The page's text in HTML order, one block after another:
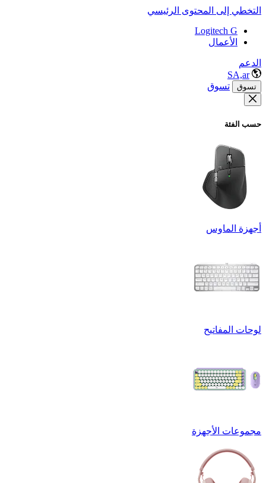
التخطي إلى المحتوى الرئيسي
Logitech G
الأعمال
الدعم
SA,ar
تسوق تسوق
حسب الفئة
أجهزة الماوس
لوحات المفاتيح
مجموعات الأجهزة